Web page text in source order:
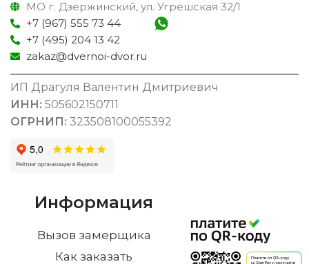
МО г. Дзержинский, ул. Угрешская 32/1
+7 (967) 555 73 44
+7 (495) 204 13 42
zakaz@dvernoi-dvor.ru
ИП Драгуля Валентин Дмитриевич
ИНН: 505602150711
ОГРНИП: 323508100055392
Информация
Вызов замерщика
Как заказать